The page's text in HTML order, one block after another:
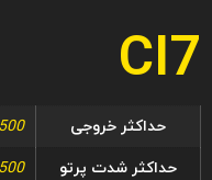
CI7
حداکثر خروجی
2500
حداکثر شدت پرتو